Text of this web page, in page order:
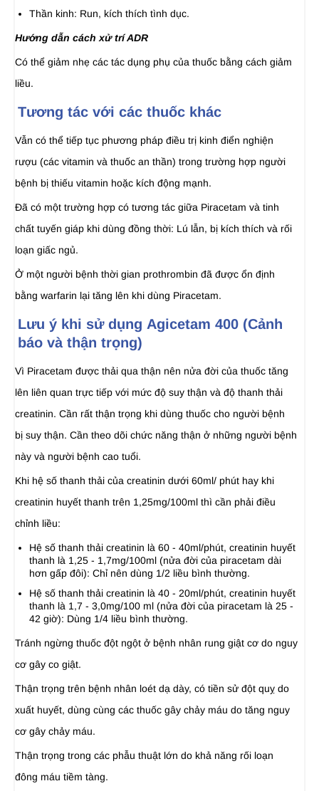
Thần kinh: Run, kích thích tình dục.
Hướng dẫn cách xử trí ADR
Có thể giảm nhẹ các tác dụng phụ của thuốc bằng cách giảm
liều.
Tương tác với các thuốc khác
Vẫn có thể tiếp tục phương pháp điều trị kinh điển nghiện
rượu (các vitamin và thuốc an thần) trong trường hợp người
bệnh bị thiếu vitamin hoặc kích động mạnh.
Ðã có một trường hợp có tương tác giữa Piracetam và tinh
chất tuyến giáp khi dùng đồng thời: Lú lẫn, bị kích thích và rối
loạn giấc ngủ.
Ở một người bệnh thời gian prothrombin đã được ổn định
bằng warfarin lại tăng lên khi dùng Piracetam.
Lưu ý khi sử dụng Agicetam 400 (Cảnh
báo và thận trọng)
Vì Piracetam được thải qua thận nên nửa đời của thuốc tăng
lên liên quan trực tiếp với mức độ suy thận và độ thanh thải
creatinin. Cần rất thận trọng khi dùng thuốc cho người bệnh
bị suy thận. Cần theo dõi chức năng thận ở những người bệnh
này và người bệnh cao tuổi.
Khi hệ số thanh thải của creatinin dưới 60ml/ phút hay khi
creatinin huyết thanh trên 1,25mg/100ml thì cần phải điều
chỉnh liều:
Hệ số thanh thải creatinin là 60 - 40ml/phút, creatinin huyết
thanh là 1,25 - 1,7mg/100ml (nửa đời của piracetam dài
hơn gấp đôi): Chỉ nên dùng 1/2 liều bình thường.
Hệ số thanh thải creatinin là 40 - 20ml/phút, creatinin huyết
thanh là 1,7 - 3,0mg/100 ml (nửa đời của piracetam là 25 -
42 giờ): Dùng 1/4 liều bình thường.
Tránh ngừng thuốc đột ngột ở bệnh nhân rung giật cơ do nguy
cơ gây co giật.
Thận trọng trên bệnh nhân loét dạ dày, có tiền sử đột quỵ do
xuất huyết, dùng cùng các thuốc gây chảy máu do tăng nguy
cơ gây chảy máu.
Thận trọng trong các phẫu thuật lớn do khả năng rối loạn
đông máu tiềm tàng.